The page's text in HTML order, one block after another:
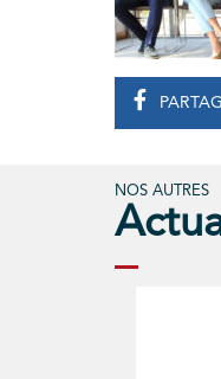
NOS AUTRES